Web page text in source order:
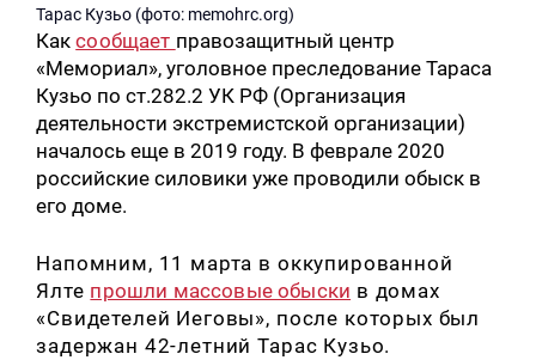
Тарас Кузьо (фото: memohrc.org)
Каксообщает правозащитный центр
«Мемориал», уголовное преследование Тараса
Кузьо по ст.282.2 УК РФ (Организация
деятельности экстремистской организации)
началось еще в 2019 году. В феврале 2020
российские силовики уже проводили обыск в
его доме.
Напомним, 11 марта в оккупированной
Ялте прошли массовые обыски в домах
«Свидетелей Иеговы», после которых был
задержан 42-летний Тарас Кузьо.